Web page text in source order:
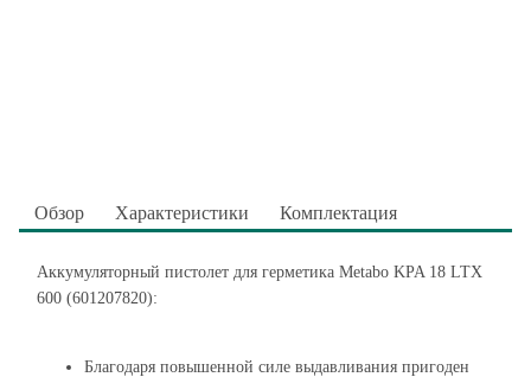
Обзор Характеристики Комплектация
Аккумуляторный пистолет для герметика Metabo KPA 18 LTX
600 (601207820):
Благодаря повышенной силе выдавливания пригоден